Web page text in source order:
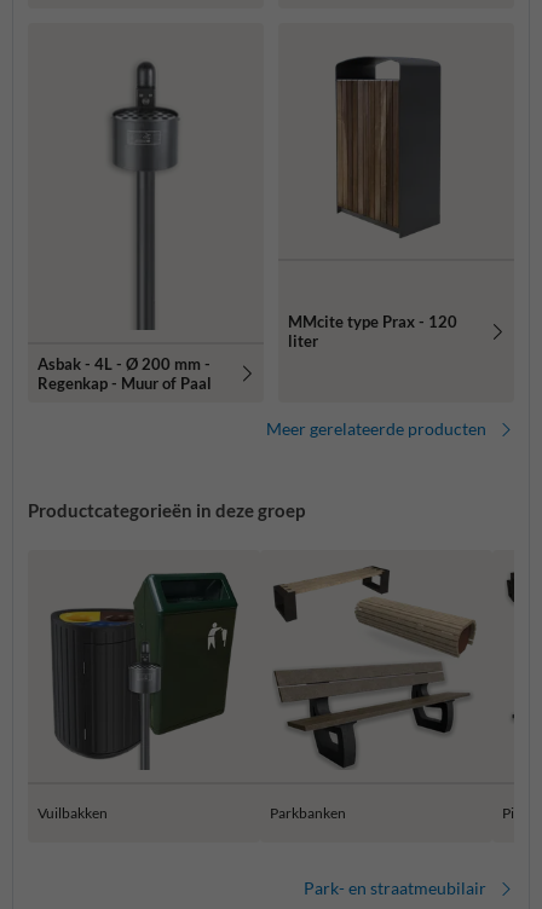
Asbak - 4L - Ø 200 mm -
Regenkap - Muur of Paal
MMcite type Prax - 120
liter
Meer gerelateerde producten
Productcategorieën in deze groep
Vuilbakken Parkbanken
Park- en straatmeubilair